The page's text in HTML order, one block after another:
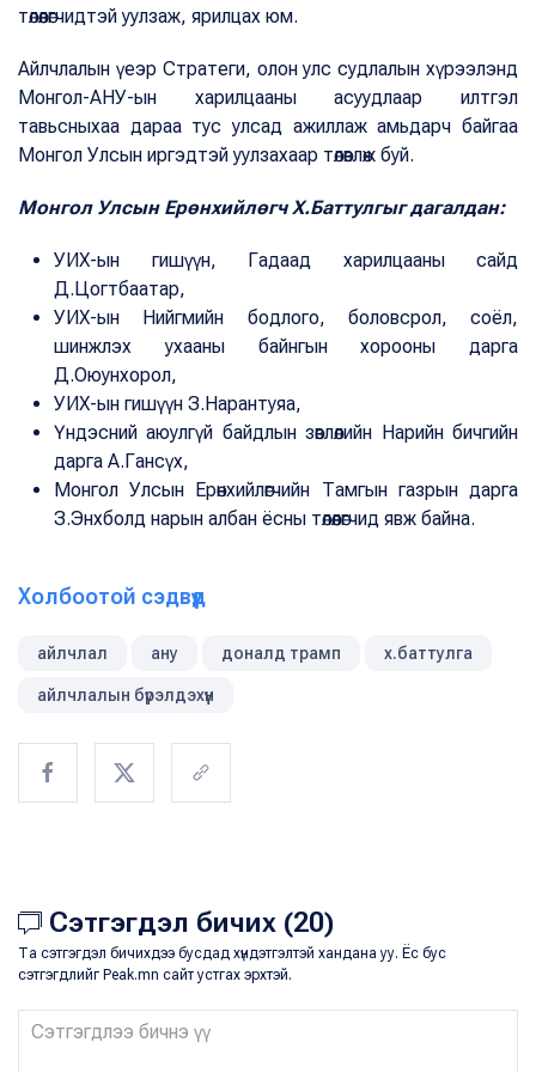
төлөөлөгчидтэй уулзаж, ярилцах юм.
Айлчлалын үеэр Стратеги, олон улс судлалын хүрээлэнд
Монгол-АНУ-ын харилцааны асуудлаар илтгэл
тавьсныхаа дараа тус улсад ажиллаж амьдарч байгаа
Монгол Улсын иргэдтэй уулзахаар төлөвлөж буй.
Монгол Улсын Ерөнхийлөгч Х.Баттулгыг дагалдан:
УИХ-ын гишүүн, Гадаад харилцааны сайд
Д.Цогтбаатар,
УИХ-ын Нийгмийн бодлого, боловсрол, соёл,
шинжлэх ухааны байнгын хорооны дарга
Д.Оюунхорол,
УИХ-ын гишүүн З.Нарантуяа,
Үндэсний аюулгүй байдлын зөвлөлийн Нарийн бичгийн
дарга А.Гансүх,
Монгол Улсын Ерөнхийлөгчийн Тамгын газрын дарга
З.Энхболд нарын албан ёсны төлөөлөгчид явж байна.
Холбоотой сэдвүүд
айлчлал ану доналд трамп х.баттулга
айлчлалын бүрэлдэхүүн
Сэтгэгдэл бичих (20)
Та сэтгэгдэл бичихдээ бусдад хүндэтгэлтэй хандана уу. Ёс бус
сэтгэгдлийг Peak.mn сайт устгах эрхтэй.